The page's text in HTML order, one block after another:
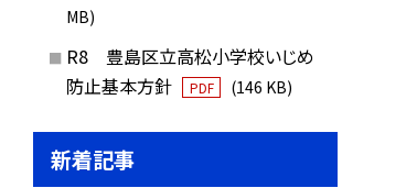
MB)
R8 豊島区立高松小学校いじめ
防止基本方針
PDF (146 KB)
新着記事